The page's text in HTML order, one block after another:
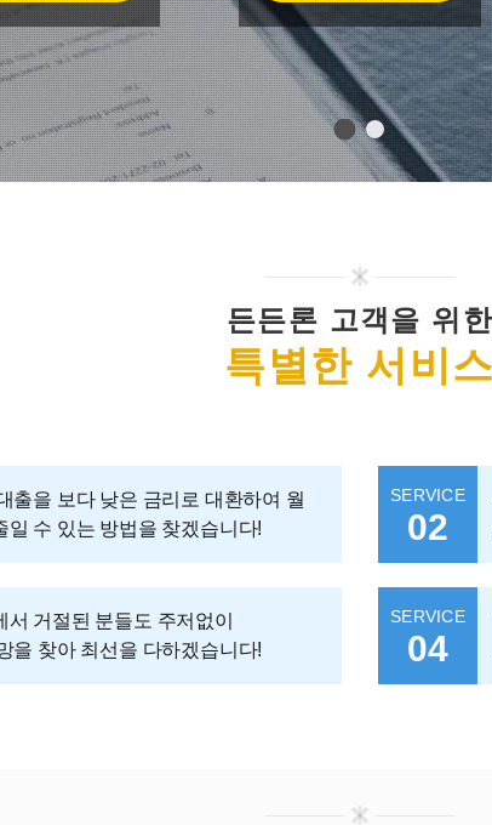
든든론 고객을 위한
특별한 서비스
출을 보다 낮은 금리로 대환하여 월
일 수 있는 방법을 찾겠습니다!
SERVICE
02
거절된 분들도 주저없이
을 찾아 최선을 다하겠습니다!
SERVICE
04